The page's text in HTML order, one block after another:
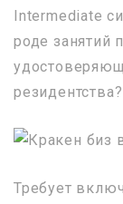
Intermediate
роде занятий
резидентства?
Требует